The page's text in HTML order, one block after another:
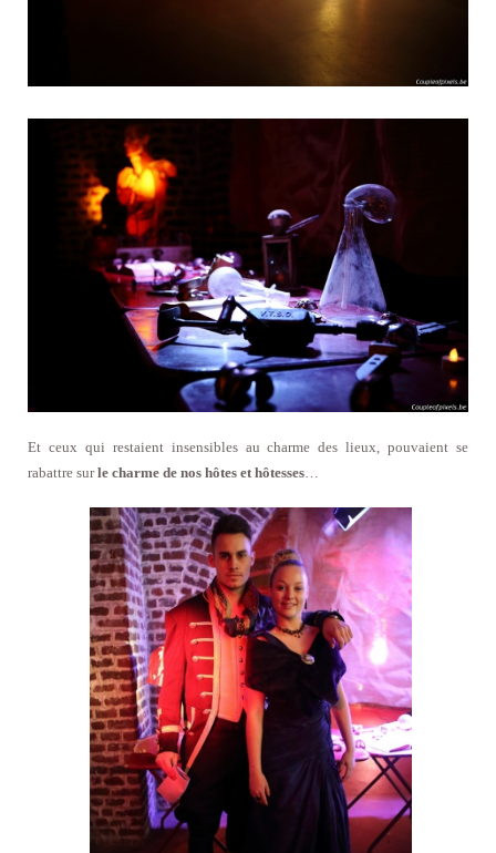
Et ceux qui restaient insensibles au charme des lieux, pouvaient se
rabattre surle charme de nos hôtes et hôtesses…